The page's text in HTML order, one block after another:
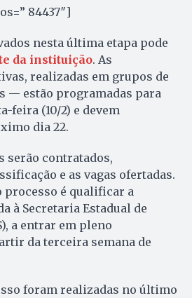
84437″]
nesta última etapa pode
da instituição. As
realizadas em grupos de
— estão programadas para
feira (10/2) e devem
dia 22.
serão contratados,
e as vagas ofertadas.
processo é qualificar a
à Secretaria Estadual de
a entrar em pleno
da terceira semana de
foram realizadas no último